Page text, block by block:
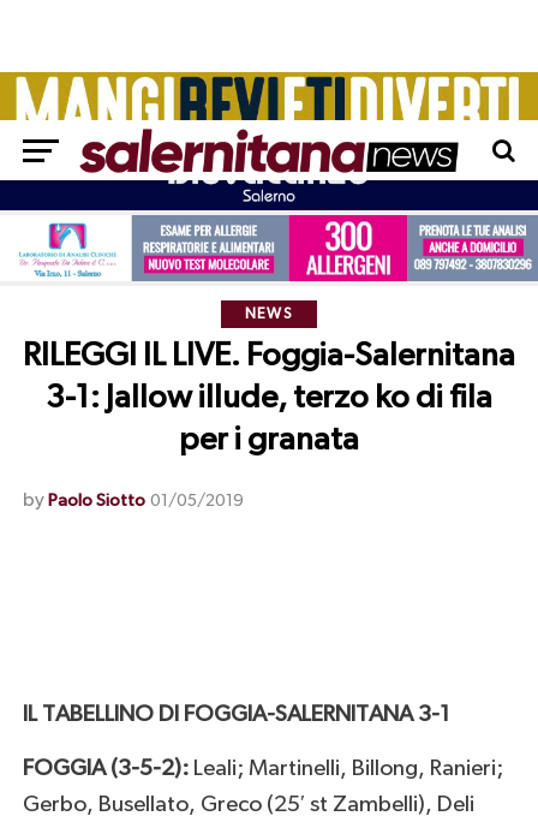
NEWS
RILEGGI IL LIVE. Foggia-Salernitana
3-1: Jallow illude, terzo ko di fila
per i granata
by Paolo Siotto 01/05/2019
IL TABELLINO DI FOGGIA-SALERNITANA 3-1
FOGGIA (3-5-2):Leali; Martinelli, Billong, Ranieri;
Gerbo, Busellato, Greco (25′ st Zambelli), Deli